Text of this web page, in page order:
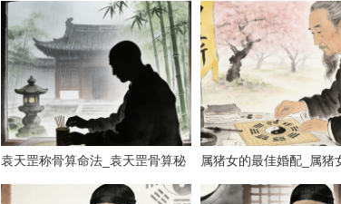
袁天罡称骨算命法_袁天罡骨算秘
诀
属猪女的最佳婚配_属猪
侣速配